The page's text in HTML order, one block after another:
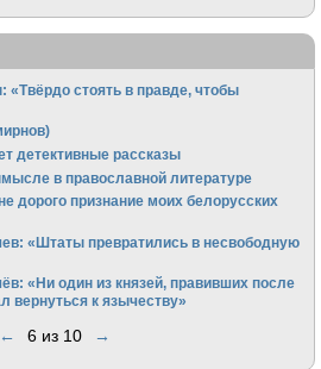
«Твёрдо стоять в правде, чтобы
детективные рассказы
в православной литературе
дорого признание моих белорусских
«Штаты превратились в несвободную
«Ни один из князей, правивших после
вернуться к язычеству»
← 6 из 10 →